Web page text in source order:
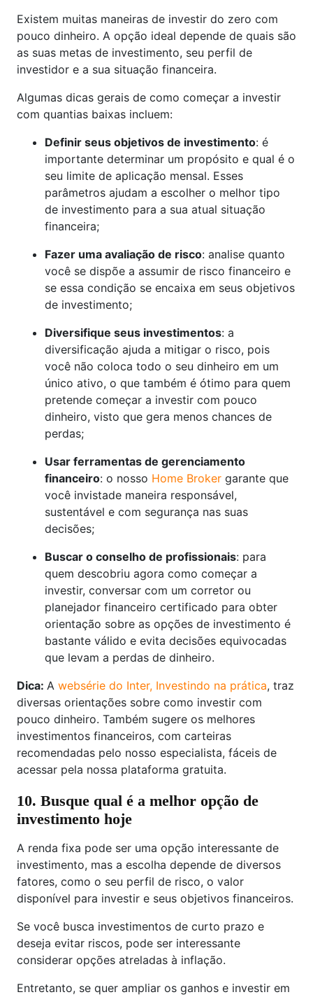
Existem muitas maneiras de investir do zero com
pouco dinheiro. A opção ideal depende de quais são
as suas metas de investimento, seu perfil de
investidor e a sua situação financeira.
Algumas dicas gerais de como começar a investir
com quantias baixas incluem:
Definir seus objetivos de investimento: é
importante determinar um propósito e qual é o
seu limite de aplicação mensal. Esses
parâmetros ajudam a escolher o melhor tipo
de investimento para a sua atual situação
financeira;
Fazer uma avaliação de risco: analise quanto
você se dispõe a assumir de risco financeiro e
se essa condição se encaixa em seus objetivos
de investimento;
Diversifique seus investimentos: a
diversificação ajuda a mitigar o risco, pois
você não coloca todo o seu dinheiro em um
único ativo, o que também é ótimo para quem
pretende começar a investir com pouco
dinheiro, visto que gera menos chances de
perdas;
Usar ferramentas de gerenciamento
financeiro: o nosso Home Broker garante que
você invistade maneira responsável,
sustentável e com segurança nas suas
decisões;
Buscar o conselho de profissionais: para
quem descobriu agora como começar a
investir, conversar com um corretor ou
planejador financeiro certificado para obter
orientação sobre as opções de investimento é
bastante válido e evita decisões equivocadas
que levam a perdas de dinheiro.
Dica: A websérie do Inter, Investindo na prática, traz
diversas orientações sobre como investir com
pouco dinheiro. Também sugere os melhores
investimentos financeiros, com carteiras
recomendadas pelo nosso especialista, fáceis de
acessar pela nossa plataforma gratuita.
10. Busque qual é a melhor opção de
investimento hoje
A renda fixa pode ser uma opção interessante de
investimento, mas a escolha depende de diversos
fatores, como o seu perfil de risco, o valor
disponível para investir e seus objetivos financeiros.
Se você busca investimentos de curto prazo e
deseja evitar riscos, pode ser interessante
considerar opções atreladas à inflação.
Entretanto, se quer ampliar os ganhos e investir em